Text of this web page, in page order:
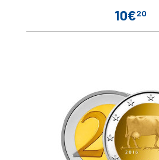
Prix
10€20